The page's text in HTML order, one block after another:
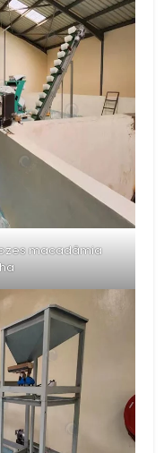
macadâmia